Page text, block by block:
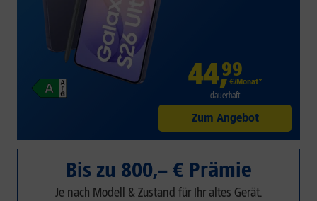
44,99
€/Monat*
dauerhaft
Zum Angebot
Bis zu 800,– € Prämie
Je nach Modell & Zustand für Ihr altes Gerät.